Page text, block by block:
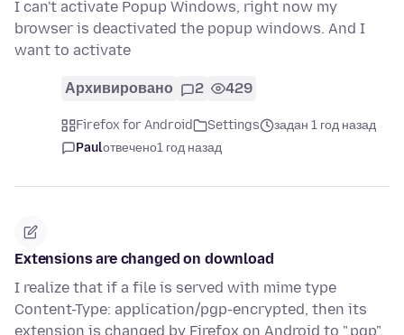
I can't activate Popup Windows, right now my
browser is deactivated the popup windows. And I
want to activate
Архивировано 2 429
Firefox for Android Settings
задан 1 год назад
Paulотвечено1 год назад
Extensions are changed on download
I realize that if a file is served with mime type
Content-Type: application/pgp-encrypted, then its
extension is changed by Firefox on Android to ".pgp".